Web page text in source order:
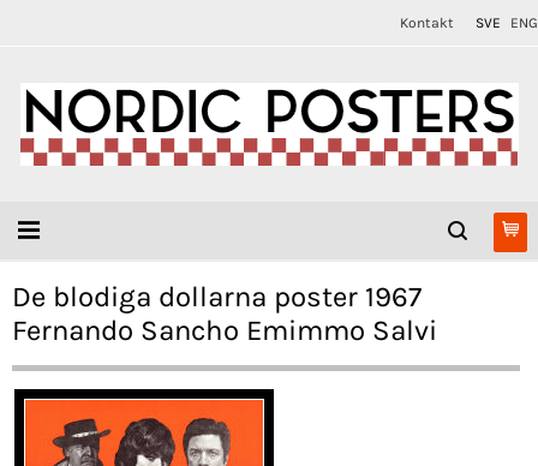
Kontakt SVE ENG
De blodiga dollarna poster 1967
Fernando Sancho Emimmo Salvi